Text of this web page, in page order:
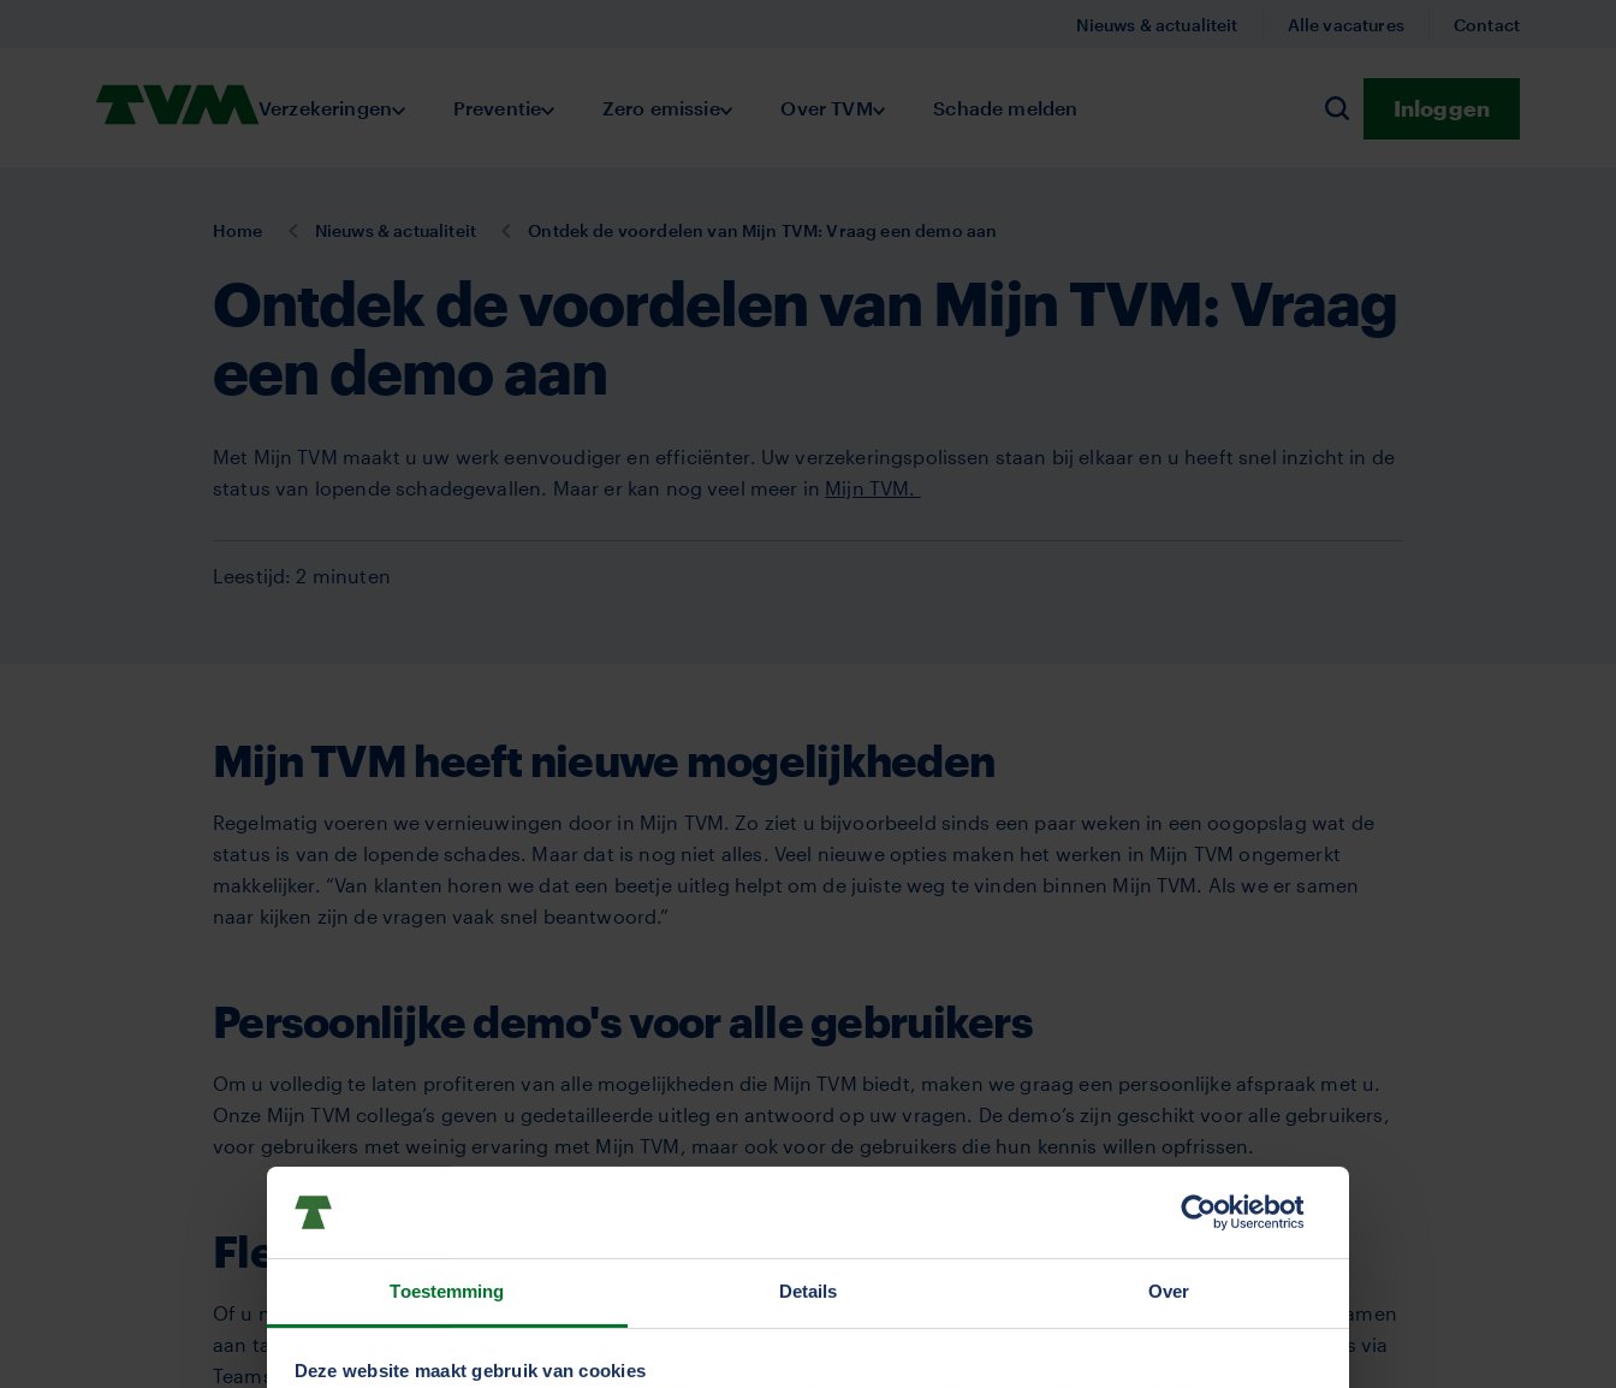
Toestemming Details Over
Deze website maakt gebruik van cookies
Homepage,
VerzekeringenSubmenu Verzekeringen
PreventieSubmenu Preventie
Zero emissieSubmenu Zero emissie
Over TVMSubmenu Over TVM
Schade melden
Zoeken
Inloggen
Nieuws & actualiteit Alle vacatures Contact
U
hier:
Home Nieuws & actualiteit Ontdek de voordelen van Mijn TVM: Vraag een demo aan
Ontdek de voordelen van Mijn TVM: Vraag
een demo aan
Met Mijn TVM maakt u uw werk eenvoudiger en efficiënter. Uw verzekeringspolissen staan bij elkaar en u heeft snel inzicht in de
status van lopende schadegevallen. Maar er kan nog veel meer in Mijn TVM.
Leestijd: 2 minuten
Mijn TVM heeft nieuwe mogelijkheden
Regelmatig voeren we vernieuwingen door in Mijn TVM. Zo ziet u bijvoorbeeld sinds een paar weken in een oogopslag wat de
status is van de lopende schades. Maar dat is nog niet alles. Veel nieuwe opties maken het werken in Mijn TVM ongemerkt
makkelijker. “Van klanten horen we dat een beetje uitleg helpt om de juiste weg te vinden binnen Mijn TVM. Als we er samen
naar kijken zijn de vragen vaak snel beantwoord.”
Persoonlijke demo's voor alle gebruikers
Om u volledig te laten profiteren van alle mogelijkheden die Mijn TVM biedt, maken we graag een persoonlijke afspraak met u.
Onze Mijn TVM collega’s geven u gedetailleerde uitleg en antwoord op uw vragen. De demo’s zijn geschikt voor alle gebruikers,
voor gebruikers met weinig ervaring met Mijn TVM, maar ook voor de gebruikers die hun kennis willen opfrissen.
Flexibel en aangepast aan uw behoeften
Of u nu de voorkeur geeft aan een digitale demo of een demo op locatie, beide is mogelijk. “Soms werkt het beter als we samen
aan tafel zitten om bepaalde functionaliteiten uit te leggen, maar ik heb ook hele goede ervaringen met online presentaties via
Teams. Digitaal is voor ons ook persoonlijk.”. De demo wordt ingepland op basis van uw behoeften.